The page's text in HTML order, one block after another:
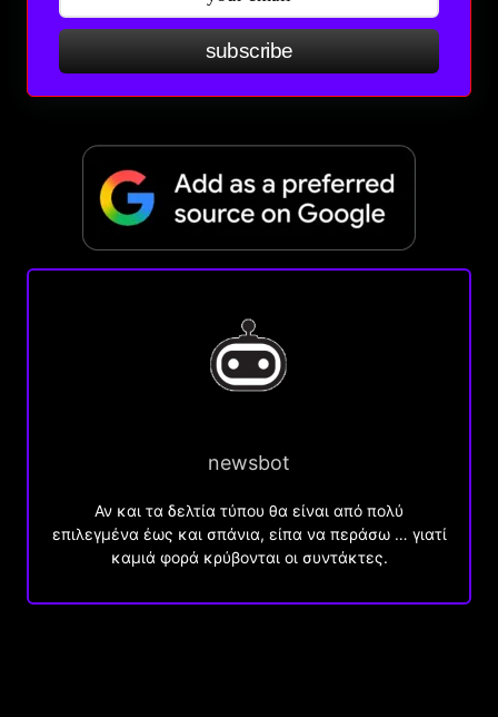
subscribe
newsbot
Αν και τα δελτία τύπου θα είναι από πολύ
επιλεγμένα έως και σπάνια, είπα να περάσω … γιατί
καμιά φορά κρύβονται οι συντάκτες.